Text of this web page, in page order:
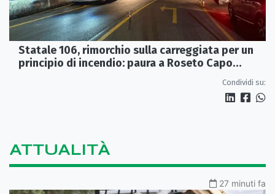
Statale 106, rimorchio sulla carreggiata per un
principio di incendio: paura a Roseto Capo
Condividi su:
ATTUALITÀ
27 minuti fa